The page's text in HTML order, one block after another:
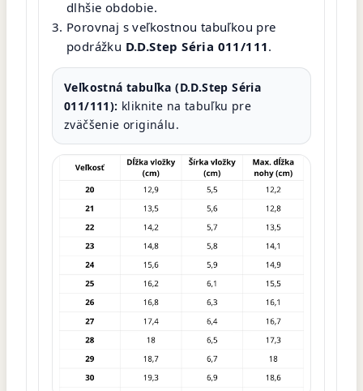
dlhšie obdobie.
Porovnaj s veľkostnou tabuľkou pre
podrážku D.D.Step Séria 011/111.
Veľkostná tabuľka (D.D.Step Séria
011/111): kliknite na tabuľku pre
zväčšenie originálu.